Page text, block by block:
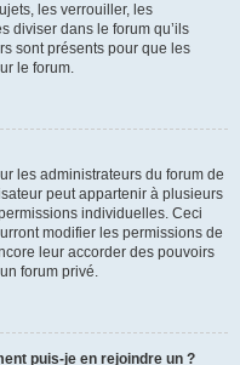
les verrouiller, les
diviser dans le forum qu’ils
sont présents pour que les
le forum.
les administrateurs du forum de
peut appartenir à plusieurs
individuelles. Ceci
modifier les permissions de
leur accorder des pouvoirs
forum privé.
puis-je en rejoindre un ?